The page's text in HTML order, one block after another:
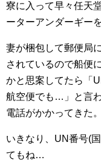
寮に入って早々任天
ーターアンダーギー
妻が梱包して郵便局
されているので船便
かと思案してたら「
航空便でも…」と言
電話がかかってきた。
いきなり、UN番号(
てもね…